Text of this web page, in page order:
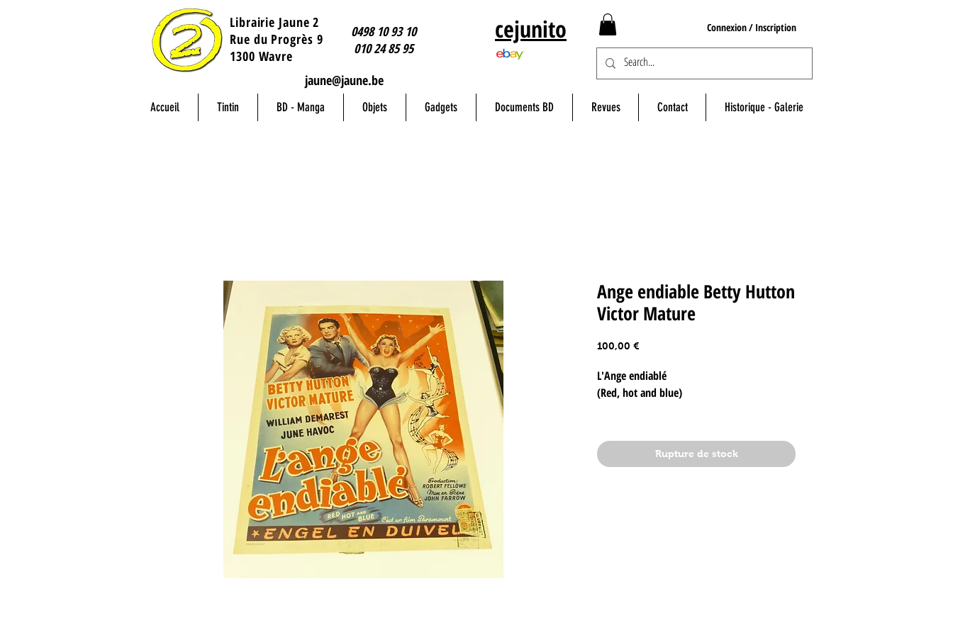
Librairie Jaune 2
​Rue du Progrès 9
1300 Wavre
0498 10 93 10
010 24 85 95
jaune@jaune.be
cejunito Connexion / Inscription
Accueil Tintin BD - Manga Objets Gadgets Documents BD Revues Contact Historique - Galerie
Ange endiable Betty Hutton
Victor Mature
100,00 €
L'Ange endiablé
(Red, hot and blue)
Format : -- x -- Rupture de stock